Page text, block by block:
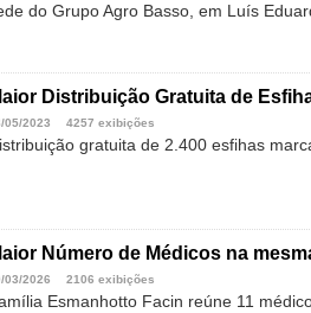
do Grupo Agro Basso, em Luís
Distribuição Gratuita de
05/2023 4257 exibições
gratuita de 2.400 esfihas
Número de Médicos na
03/2026 2106 exibições
Esmanhotto Facin reúne 11